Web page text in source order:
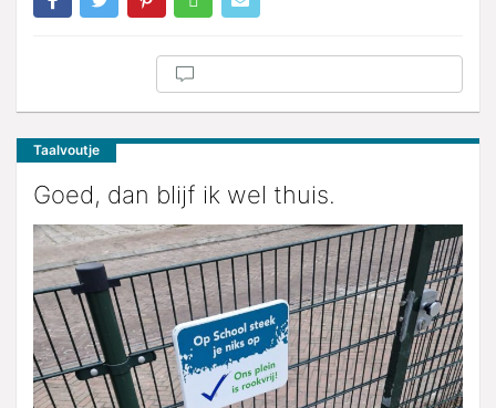
Taalvoutje
Goed, dan blijf ik wel thuis.